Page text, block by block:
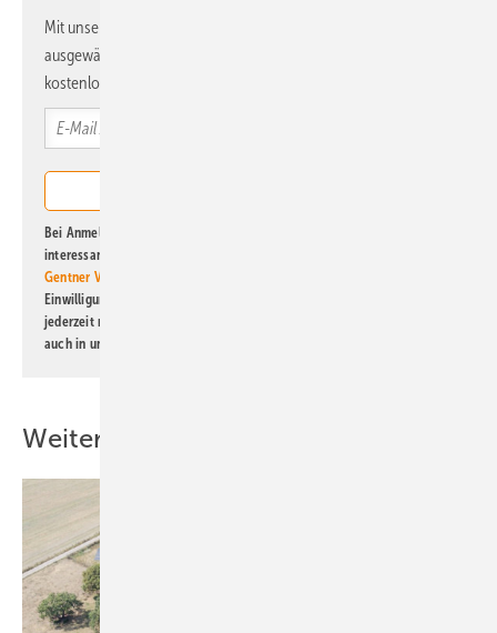
Mit unserem Newsletter erhalten Sie regelmäßig von uns
ausgewählte Informationen und Neuigkeiten, gebündelt und
kostenlos direkt ins Postfach.
Bei Anmeldung zu diesem Newsletter bin ich damit einverstanden, über
interessante Verlags- und Online-Angebote
Gentner Verlag GmbH & Co. KG
Einwilligung kann ich jederzeit widerrufen und eine Abmeldung ist
jederzeit möglich. Informationen zum Umgang mit Daten finden Sie
auch in unserer
Weitere Inhalte